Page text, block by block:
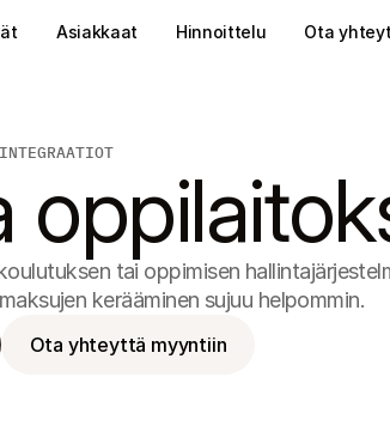
INTEGRAATIOT
tai oppimisen
kerääminen sujuu helpommin.
Ota yhteyttä myyntiin
Asiakkaat Hinnoittelu Ota